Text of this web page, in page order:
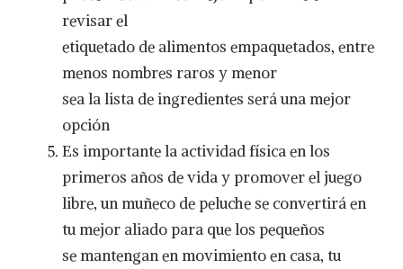
revisar el
etiquetado de alimentos empaquetados, entre
menos nombres raros y menor
sea la lista de ingredientes será una mejor
opción
Es importante la actividad física en los
primeros años de vida y promover el juego
libre, un muñeco de peluche se convertirá en
tu mejor aliado para que los pequeños
se mantengan en movimiento en casa, tu